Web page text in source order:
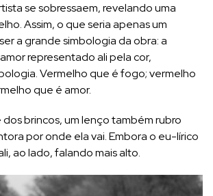
se sobressaem, revelando uma
Assim, o que seria apenas um
a grande simbologia da obra: a
representado ali pela cor,
Vermelho que é fogo; vermelho
que é amor.
brincos, um lenço também rubro
por onde ela vai. Embora o eu-lírico
ao lado, falando mais alto.